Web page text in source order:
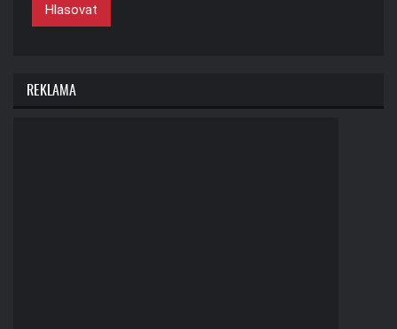
Hlasovat
REKLAMA